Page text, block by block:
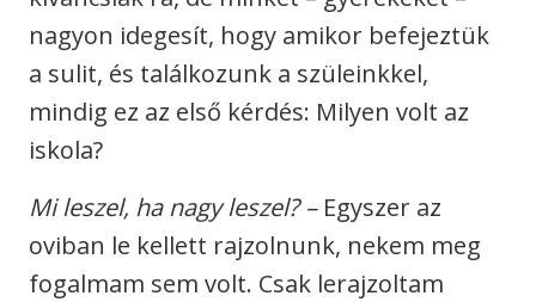
nagyon idegesít, hogy amikor befejeztük
a sulit, és találkozunk a szüleinkkel,
mindig ez az első kérdés: Milyen volt az
iskola?
Mi leszel, ha nagy leszel? – Egyszer az
oviban le kellett rajzolnunk, nekem meg
fogalmam sem volt. Csak lerajzoltam